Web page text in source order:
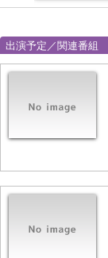
出演予定／関連番組